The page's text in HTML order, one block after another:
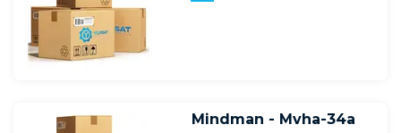
Mindman - Mvha-34a